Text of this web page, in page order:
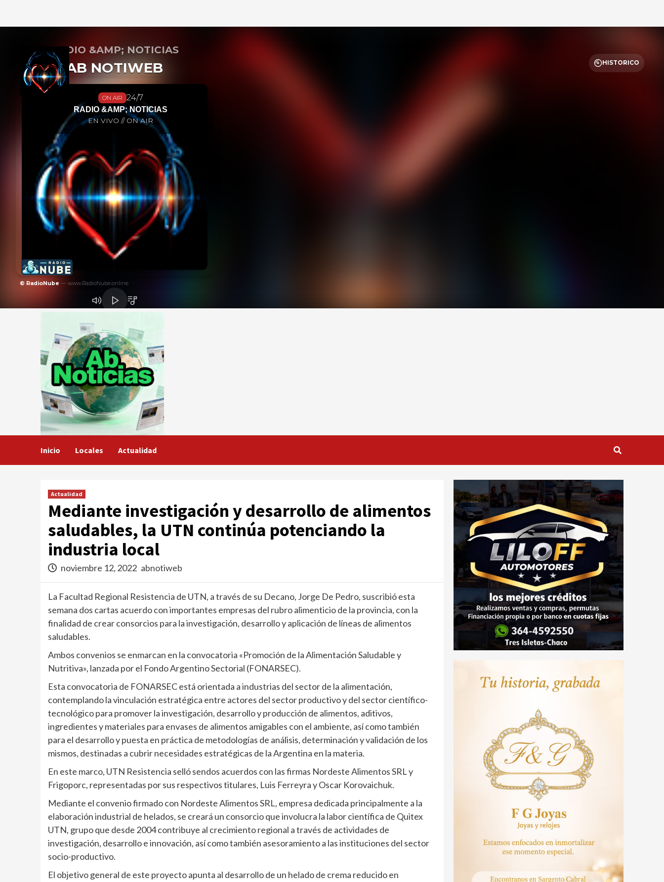
Inicio Locales Actualidad
Actualidad
Mediante investigación y desarrollo de alimentos
saludables, la UTN continúa potenciando la
industria local
noviembre 12, 2022 abnotiweb
La Facultad Regional Resistencia de UTN, a través de su Decano, Jorge De Pedro, suscribió esta
semana dos cartas acuerdo con importantes empresas del rubro alimenticio de la provincia, con la
finalidad de crear consorcios para la investigación, desarrollo y aplicación de líneas de alimentos
saludables.
Ambos convenios se enmarcan en la convocatoria «Promoción de la Alimentación Saludable y
Nutritiva», lanzada por el Fondo Argentino Sectorial (FONARSEC).
Esta convocatoria de FONARSEC está orientada a industrias del sector de la alimentación,
contemplando la vinculación estratégica entre actores del sector productivo y del sector científico-
tecnológico para promover la investigación, desarrollo y producción de alimentos, aditivos,
ingredientes y materiales para envases de alimentos amigables con el ambiente, así como también
para el desarrollo y puesta en práctica de metodologías de análisis, determinación y validación de los
mismos, destinadas a cubrir necesidades estratégicas de la Argentina en la materia.
En este marco, UTN Resistencia selló sendos acuerdos con las firmas Nordeste Alimentos SRL y
Frigoporc, representadas por sus respectivos titulares, Luis Ferreyra y Oscar Korovaichuk.
Mediante el convenio firmado con Nordeste Alimentos SRL, empresa dedicada principalmente a la
elaboración industrial de helados, se creará un consorcio que involucra la labor científica de Quitex
UTN, grupo que desde 2004 contribuye al crecimiento regional a través de actividades de
investigación, desarrollo e innovación, así como también asesoramiento a las instituciones del sector
socio-productivo.
El objetivo general de este proyecto apunta al desarrollo de un helado de crema reducido en